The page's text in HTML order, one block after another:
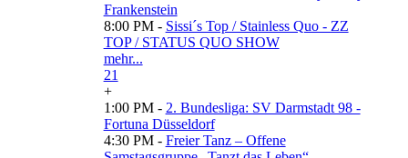
Frankenstein
8:00 PM - Sissi´s Top / Stainless Quo - ZZ
TOP / STATUS QUO SHOW
mehr...
21
+
1:00 PM - 2. Bundesliga: SV Darmstadt 98 -
Fortuna Düsseldorf
4:30 PM - Freier Tanz – Offene